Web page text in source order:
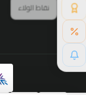
نقاط الولاء